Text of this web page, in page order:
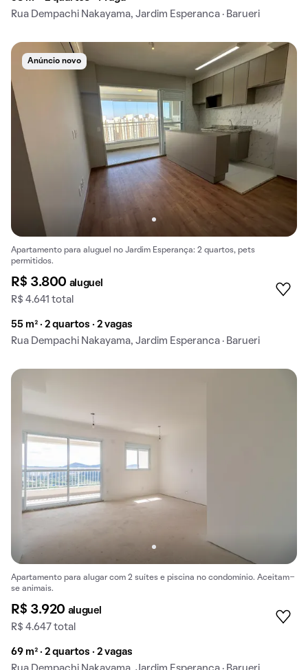
Rua Dempachi Nakayama, Jardim Esperanca · Barueri
Anúncio novo
Apartamento para aluguel no Jardim Esperança: 2 quartos, pets
permitidos.
R$ 3.800 aluguel
R$ 4.641 total
55 m² · 2 quartos · 2 vagas
Rua Dempachi Nakayama, Jardim Esperanca · Barueri
Apartamento para alugar com 2 suítes e piscina no condomínio. Aceitam-
se animais.
R$ 3.920 aluguel
R$ 4.647 total
69 m² · 2 quartos · 2 vagas